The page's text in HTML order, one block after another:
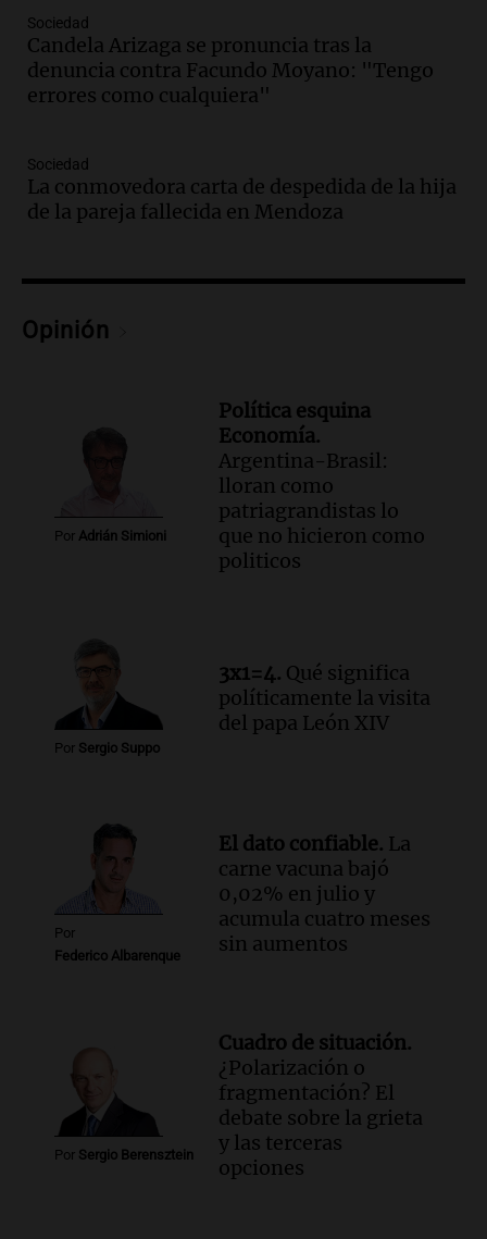
Amamos Argentina
Episodios
Audio.Ahyre estuvo en el Estudio
Federal Sancor Seguros y adelantó su
Episodios
Audio.Cierre del Paso Internacional
Cristo Redentor por acumulación de
Audio.
Episodios
Audio. La Universidad de Milán y su
colaboración con la municipalidad para
la educación y parques
Panorama Federal
historia nacida en Córdoba
Viva la Radio
Episodios
Audio.
Monseñor Fenoy celebra la visita
de León XIV a Argentina y reflexiona
Episodios
Audio. El ministro de Economía de Santa
Fe relativiza el impacto del fallo sobre
jubilaciones en la provincia
Panorama Federal
Episodios
Sociedad
Candela Arizaga se pronuncia tras la
denuncia contra Facundo Moyano: "Tengo
errores como cualquiera"
Sociedad
La conmovedora carta de despedida de la hija
de la pareja fallecida en Mendoza
Opinión
Por Adrián Simioni
Política esquina
Economía.
Argentina-Brasil:
lloran como
patriagrandistas lo
que no hicieron como
politicos
Por Sergio Suppo
3x1=4. Qué significa
políticamente la visita
del papa León XIV
Por
Federico Albarenque
El dato confiable. La
carne vacuna bajó
0,02% en julio y
acumula cuatro meses
sin aumentos
Por Sergio Berensztein
Cuadro de situación.
¿Polarización o
fragmentación? El
debate sobre la grieta
y las terceras
opciones